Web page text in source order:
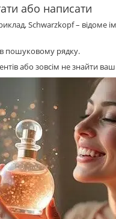
або написати
Schwarzkopf – відоме
в пошуковому рядку.
або зовсім не знайти